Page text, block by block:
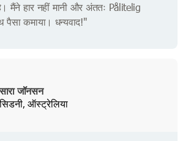
हार नहीं मानी और अंततः Pålitelig
कमाया। धन्यवाद!"
जॉनसन
ऑस्ट्रेलिया